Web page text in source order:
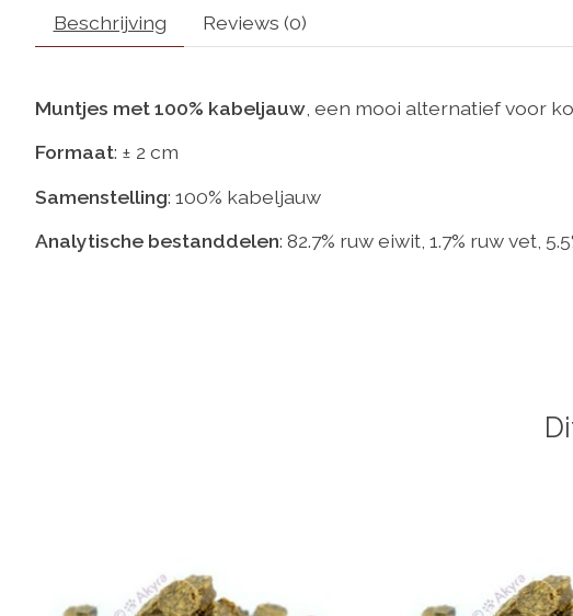
Beschrijving Reviews (0)
Muntjes met 100% kabeljauw , een mooi alternatief voor
Formaat: ± 2 cm
Samenstelling: 100% kabeljauw
Analytische bestanddelen: 82.7% ruw eiwit, 1.7% ruw vet,